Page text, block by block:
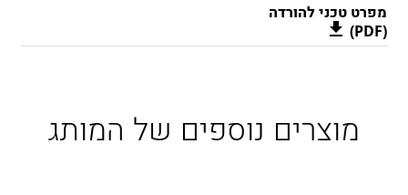
מפרט טכני להורדה
(PDF)
מוצרים נוספים של המותג